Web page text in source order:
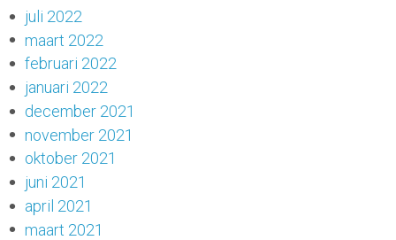
juli 2022
maart 2022
februari 2022
januari 2022
december 2021
november 2021
oktober 2021
juni 2021
april 2021
maart 2021